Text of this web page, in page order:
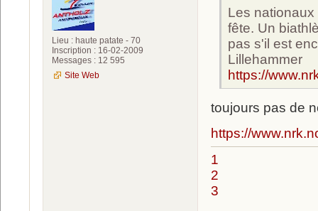
Lieu : haute patate - 70
Inscription : 16-02-2009
Messages : 12 595
Site Web
Les
fête. Un
pas s'il est
Lillehammer
https://
toujours pas de
https://
1
2
3